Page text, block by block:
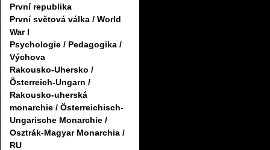
První republika
První světová válka / World
War I
Psychologie / Pedagogika /
Výchova
Rakousko-Uhersko /
Österreich-Ungarn /
Rakousko-uherská
monarchie / Österreichisch-
Ungarische Monarchie /
Osztrák-Magyar Monarchia /
RU